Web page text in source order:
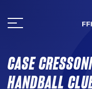
au
CASE
HANDBALL